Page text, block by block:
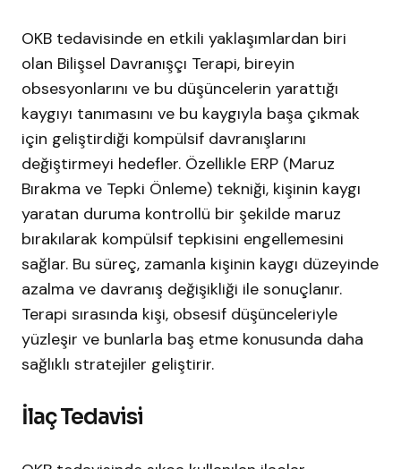
OKB tedavisinde en etkili yaklaşımlardan biri
olan Bilişsel Davranışçı Terapi, bireyin
obsesyonlarını ve bu düşüncelerin yarattığı
kaygıyı tanımasını ve bu kaygıyla başa çıkmak
için geliştirdiği kompülsif davranışlarını
değiştirmeyi hedefler. Özellikle ERP (Maruz
Bırakma ve Tepki Önleme) tekniği, kişinin kaygı
yaratan duruma kontrollü bir şekilde maruz
bırakılarak kompülsif tepkisini engellemesini
sağlar. Bu süreç, zamanla kişinin kaygı düzeyinde
azalma ve davranış değişikliği ile sonuçlanır.
Terapi sırasında kişi, obsesif düşünceleriyle
yüzleşir ve bunlarla baş etme konusunda daha
sağlıklı stratejiler geliştirir.
İlaç Tedavisi